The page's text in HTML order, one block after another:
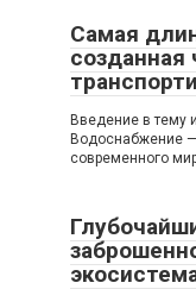
Самая
Введение в тему
Водоснабжение
современного